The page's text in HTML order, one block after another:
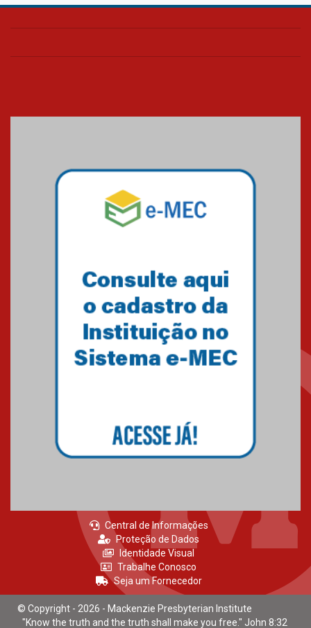
Colégio Presbiteriano
os funcionários
07.11.2024
Equipe de saltos ornamentais
do Mackenzie Brasília
Gravação do projeto “Mais de
31 mil vozes com a Palavra” é
realizado no Colégio
Mackenzie Brasília
25.10.2024
Brasília conquistam medalhas
em importantes competições
de Matemática
04.10.2024
Central de Informações
Proteção de Dados
Identidade Visual
Trabalhe Conosco
Seja um Fornecedor
© Copyright - 2026 - Mackenzie Presbyterian Institute
"Know the truth and the truth shall make you free." John 8:32